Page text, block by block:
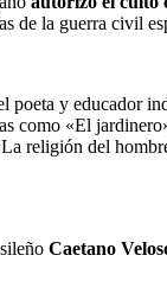
de la guerra civil
poeta y educador
como «El
religión del
Caetano